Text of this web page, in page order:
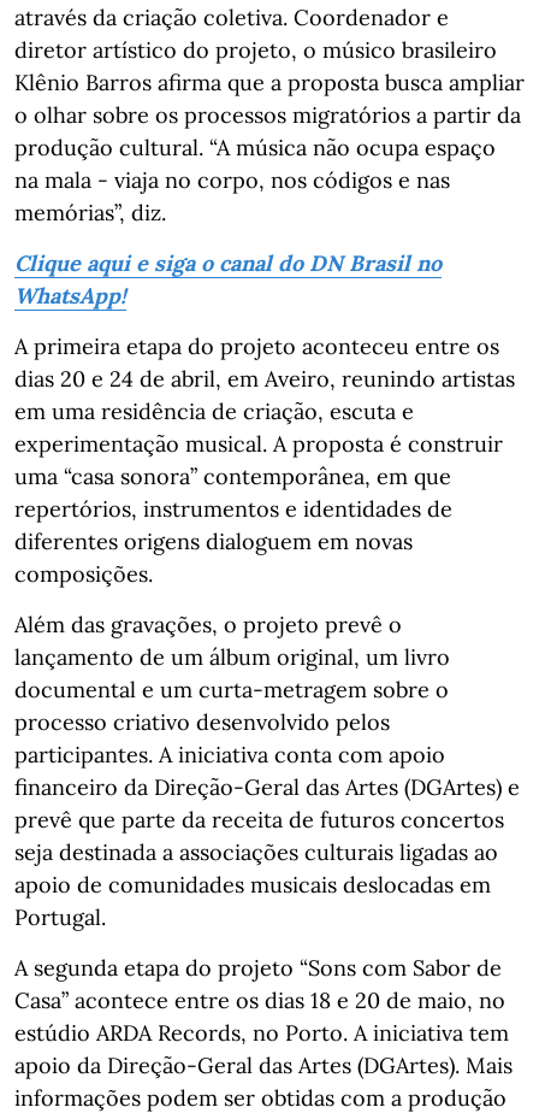
através da criação coletiva. Coordenador e
diretor artístico do projeto, o músico brasileiro
Klênio Barros afirma que a proposta busca ampliar
o olhar sobre os processos migratórios a partir da
produção cultural. “A música não ocupa espaço
na mala - viaja no corpo, nos códigos e nas
memórias”, diz.
Clique aqui e siga o canal do DN Brasil no
WhatsApp!
A primeira etapa do projeto aconteceu entre os
dias 20 e 24 de abril, em Aveiro, reunindo artistas
em uma residência de criação, escuta e
experimentação musical. A proposta é construir
uma “casa sonora” contemporânea, em que
repertórios, instrumentos e identidades de
diferentes origens dialoguem em novas
composições.
Além das gravações, o projeto prevê o
lançamento de um álbum original, um livro
documental e um curta-metragem sobre o
processo criativo desenvolvido pelos
participantes. A iniciativa conta com apoio
financeiro da Direção-Geral das Artes (DGArtes) e
prevê que parte da receita de futuros concertos
seja destinada a associações culturais ligadas ao
apoio de comunidades musicais deslocadas em
Portugal.
A segunda etapa do projeto “Sons com Sabor de
Casa” acontece entre os dias 18 e 20 de maio, no
estúdio ARDA Records, no Porto. A iniciativa tem
apoio da Direção-Geral das Artes (DGArtes). Mais
informações podem ser obtidas com a produção